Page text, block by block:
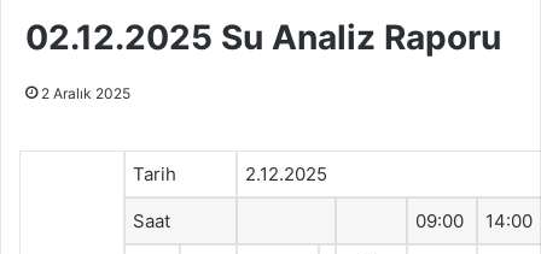
02.12.2025 Su Analiz Raporu
2 Aralık 2025
Tarih 2.12.2025
Saat 09:00 14:00